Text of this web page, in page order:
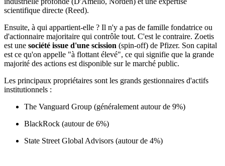
scientifique directe (Reed).
Ensuite, à qui appartient-elle ? Il n'y a pas de famille fondatrice ou
d'actionnaire majoritaire qui contrôle tout. C'est le contraire. Zoetis
est une société issue d'une scission (spin-off) de Pfizer. Son capital
est ce qu'on appelle "à flottant élevé", ce qui signifie que la grande
majorité des actions est disponible sur le marché public.
Les principaux propriétaires sont les grands gestionnaires d'actifs
institutionnels :
The Vanguard Group (généralement autour de 9%)
BlackRock (autour de 6%)
State Street Global Advisors (autour de 4%)